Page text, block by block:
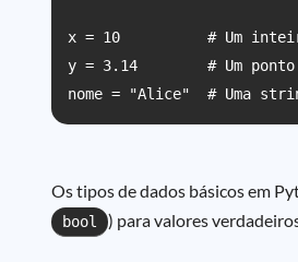
x = 10          # Um
y = 3.14        # Um
Os tipos de dados básicos em
bool ) para valores